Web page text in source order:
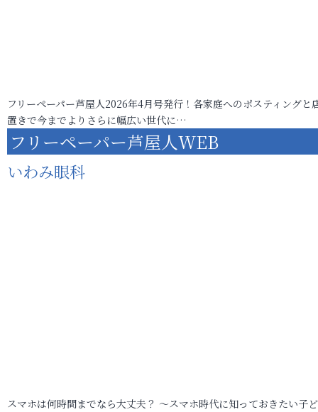
フリーペーパー芦屋人2026年4月号発行！各家庭へのポスティングと
置きで今までよりさらに幅広い世代に…
フリーペーパー芦屋人WEB
いわみ眼科
スマホは何時間までなら大丈夫？ ～スマホ時代に知っておきたい子